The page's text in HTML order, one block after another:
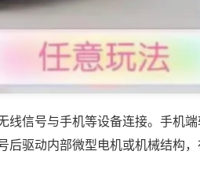
线信号与手机等设备连接。手机
后驱动内部微型电机或机械结构